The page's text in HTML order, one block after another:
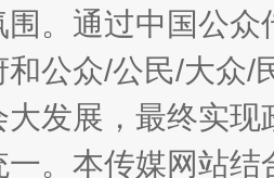
围。通过中国公
和公众/公民/大众
大发展，最终实
一。本传媒网站